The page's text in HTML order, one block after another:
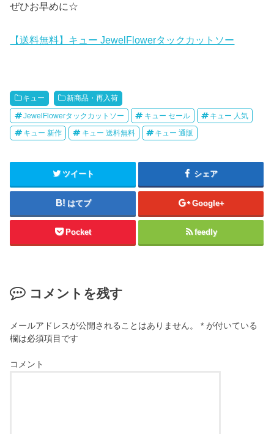
ぜひお早めに☆
【送料無料】キュー JewelFlowerタックカットソー
キュー 新商品・再入荷
JewelFlowerタックカットソー キュー セール キュー 人気
キュー 新作 キュー 送料無料 キュー 通販
ツイート シェア
はてブ Google+
Pocket feedly
コメントを残す
メールアドレスが公開されることはありません。 * が付いている
欄は必須項目です
コメント